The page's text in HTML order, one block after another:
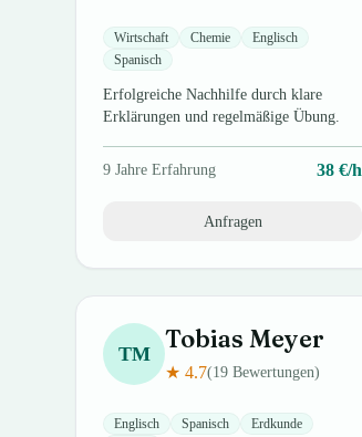
Wirtschaft Chemie
Englisch
Spanisch
Erfolgreiche Nachhilfe durch klare
Erklärungen und regelmäßige Übung.
9 Jahre Erfahrung 38 €/h
Anfragen
TM Tobias Meyer
★ 4.7(19 Bewertungen)
Englisch Spanisch
Erdkunde